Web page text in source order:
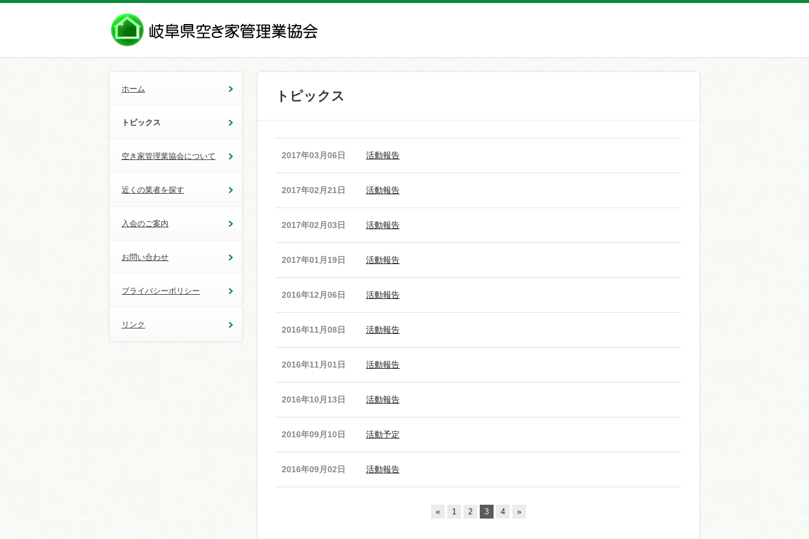
トピックス
2017年03月06日 活動報告
2017年02月21日 活動報告
2017年02月03日 活動報告
2017年01月19日 活動報告
2016年12月06日 活動報告
2016年11月08日 活動報告
2016年11月01日 活動報告
2016年10月13日 活動報告
2016年09月10日 活動予定
2016年09月02日 活動報告
« 1 2 3 4 »
ホーム
トピックス
空き家管理業協会について
近くの業者を探す
入会のご案内
お問い合わせ
プライバシーポリシー
リンク